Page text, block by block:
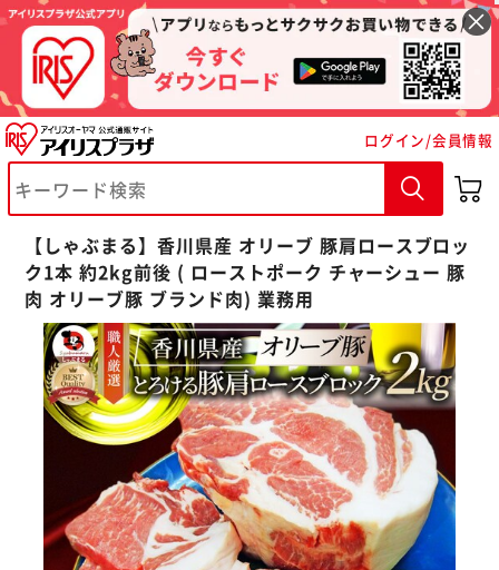
ログイン/会員情報
【しゃぶまる】香川県産 オリーブ 豚肩ロースブロッ
ク1本 約2kg前後 ( ローストポーク チャーシュー 豚
肉 オリーブ豚 ブランド肉) 業務用
※ご確認ください
カートに入れる 購入手続きへ